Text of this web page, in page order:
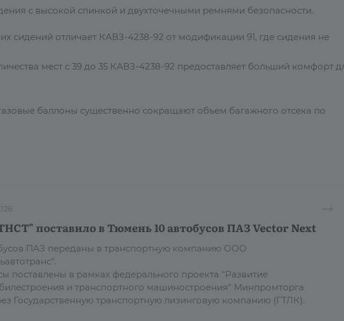
с высокой спинкой и двухточечными ремнями безопасности.
сидений отличает КАВЗ-4238-92 от модификации 91, где сидения не
мест с 39 до 35 КАВЗ-4238-92 предоставляет больший комфорт
баллоны существенно сокращают объем багажного отсека по
поставило в Тюмень 10 автобусов ПАЗ Vector Next
ПАЗ переданы в транспортную компанию ООО
поставлены в рамках федерального проекта "Развитие
и транспортного машиностроения" Минпромторга
Государственную транспортную лизинговую компанию (ГТЛК).